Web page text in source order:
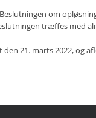
Beslutningen om
træffes med
21. marts 2022, og